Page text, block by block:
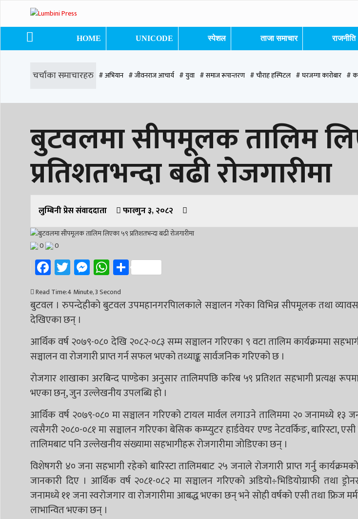
HOME UNICODE स्पेशल ताजा समाचार राजनीति
चर्चाका समाचारहरु # अभियान # जीवनराज आचार्य # युवा # समाज रूपान्तरण # चौराह हस्पिटल # घरजग्गा कारोबार #
# समृद्धि एकेडेमी # काङ्ग्रेस # नेपाली कांग्रेस # बुटवल # राजधानी # रुपन्देही # रुपन्देही २ # नेकपा # रुपन्देही १ # चुन्न
# प्रतिनिधि सभा
बुटवलमा सीपमूलक तालिम
प्रतिशतभन्दा बढी रोजगारीमा
लुम्बिनी प्रेस संवाददाता फाल्गुन ३, २०८२
0 0
Facebook
Twitter
Messenger
WhatsApp
Share
Read Time:4 Minute, 3 Second
बुटवल । रुपन्देहीकाे बुटवल उपमहानगरपािलकाले सञ्चालन गरेका विभिन्न सीपमूलक तथा
देखिएका छन् ।
आर्थिक वर्ष २०७९-०८० देखि २०८२-०८३ सम्म सञ्चालन गरिएका ९ वटा तालिम कार्यक्रममा
सञ्चालन वा रोजगारी प्राप्त गर्न सफल भएको तथ्याङ्क सार्वजनिक गरिएको छ ।
रोजगार शाखाका अरबिन्द पाण्डेका अनुसार तालिमपछि करिब ५९ प्रतिशत सहभागी प्रत्यक्ष
भएका छन्, जुन उल्लेखनीय उपलब्धि हो ।
आर्थिक वर्ष २०७९-०८० मा सञ्चालन गरिएको टायल मार्वल लगाउने तालिममा २० जनामध्ये १३
त्यसैगरी २०८०-०८१ मा सञ्चालन गरिएका बेसिक कम्प्युटर हार्डवेयर एण्ड नेटवर्किङ, बारिस्टा,
तालिमबाट पनि उल्लेखनीय संख्यामा सहभागीहरू रोजगारीमा जोडिएका छन् ।
विशेषगरी ४० जना सहभागी रहेको बारिस्टा तालिमबाट २५ जनाले रोजगारी प्राप्त गर्नु
जानकारी दिए । आर्थिक वर्ष २०८१-०८२ मा सञ्चालन गरिएको अडियो÷भिडियोग्राफी तथा
जनामध्ये ११ जना स्वरोजगार वा रोजगारीमा आबद्ध भएका छन् भने सोही वर्षको एसी तथा फ्रिज
लाभान्वित भएका छन् ।